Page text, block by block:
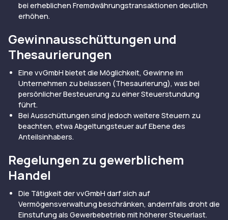
bei erheblichen Fremdwährungstransaktionen deutlich
erhöhen.
Gewinnausschüttungen und
Thesaurierungen
Eine vvGmbH bietet die Möglichkeit, Gewinne im
Unternehmen zu belassen (Thesaurierung), was bei
persönlicher Besteuerung zu einer Steuerstundung
führt.
Bei Ausschüttungen sind jedoch weitere Steuern zu
beachten, etwa Abgeltungsteuer auf Ebene des
Anteilsinhabers.
Regelungen zu gewerblichem
Handel
Die Tätigkeit der vvGmbH darf sich auf
Vermögensverwaltung beschränken, andernfalls droht die
Einstufung als Gewerbebetrieb mit höherer Steuerlast.